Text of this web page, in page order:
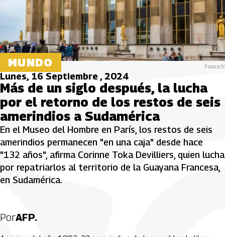
MUNDO France.fr
Lunes, 16 Septiembre , 2024
Más de un siglo después, la lucha
por el retorno de los restos de seis
amerindios a Sudamérica
En el Museo del Hombre en París, los restos de seis
amerindios permanecen "en una caja" desde hace
"132 años", afirma Corinne Toka Devilliers, quien lucha
por repatriarlos al territorio de la Guayana Francesa,
en Sudamérica.
PorAFP.